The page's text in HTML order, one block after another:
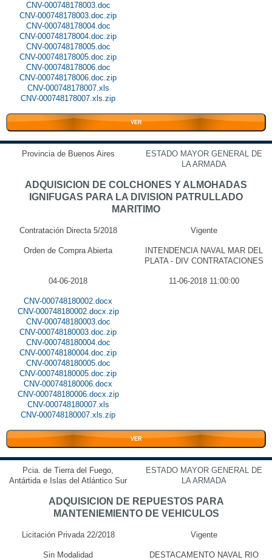
CNV-000748178003.doc
CNV-000748178003.doc.zip
CNV-000748178004.doc
CNV-000748178004.doc.zip
CNV-000748178005.doc
CNV-000748178005.doc.zip
CNV-000748178006.doc
CNV-000748178006.doc.zip
CNV-000748178007.xls
CNV-000748178007.xls.zip
VER
Provincia de Buenos Aires
ESTADO MAYOR GENERAL DE
LA ARMADA
ADQUISICION DE COLCHONES Y ALMOHADAS
IGNIFUGAS PARA LA DIVISION PATRULLADO
MARITIMO
Contratación Directa 5/2018 Vigente
Orden de Compra Abierta
INTENDENCIA NAVAL MAR DEL
PLATA - DIV CONTRATACIONES
04-06-2018 11-06-2018 11:00:00
CNV-000748180002.docx
CNV-000748180002.docx.zip
CNV-000748180003.doc
CNV-000748180003.doc.zip
CNV-000748180004.doc
CNV-000748180004.doc.zip
CNV-000748180005.doc
CNV-000748180005.doc.zip
CNV-000748180006.docx
CNV-000748180006.docx.zip
CNV-000748180007.xls
CNV-000748180007.xls.zip
VER
Pcia. de Tierra del Fuego,
Antártida e Islas del Atlántico Sur
ESTADO MAYOR GENERAL DE
LA ARMADA
ADQUISICION DE REPUESTOS PARA
MANTENIEMIENTO DE VEHICULOS
Licitación Privada 22/2018 Vigente
Sin Modalidad
DESTACAMENTO NAVAL RIO